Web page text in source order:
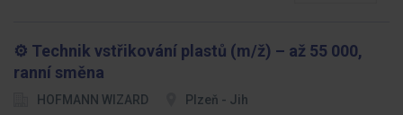
⚙️ Technik vstřikování plastů (m/ž) – až 55 000,
ranní směna
HOFMANN WIZARD
Plzeň - Jih